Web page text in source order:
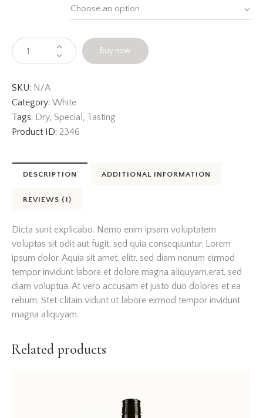
Buy now
SKU: N/A
Category: White
Tags: Dry, Special , Tasting
Product ID: 2346
DESCRIPTION ADDITIONAL INFORMATION
REVIEWS (1)
Dicta sunt explicabo. Nemo enim ipsam voluptatem
voluptas sit odit aut fugit, sed quia consequuntur. Lorem
ipsum dolor. Aquia sit amet, elitr, sed diam nonum eirmod
tempor invidunt labore et dolore magna aliquyam.erat, sed
diam voluptua. At vero accusam et justo duo dolores et ea
rebum. Stet clitain vidunt ut labore eirmod tempor invidunt
magna aliquyam.
Related products